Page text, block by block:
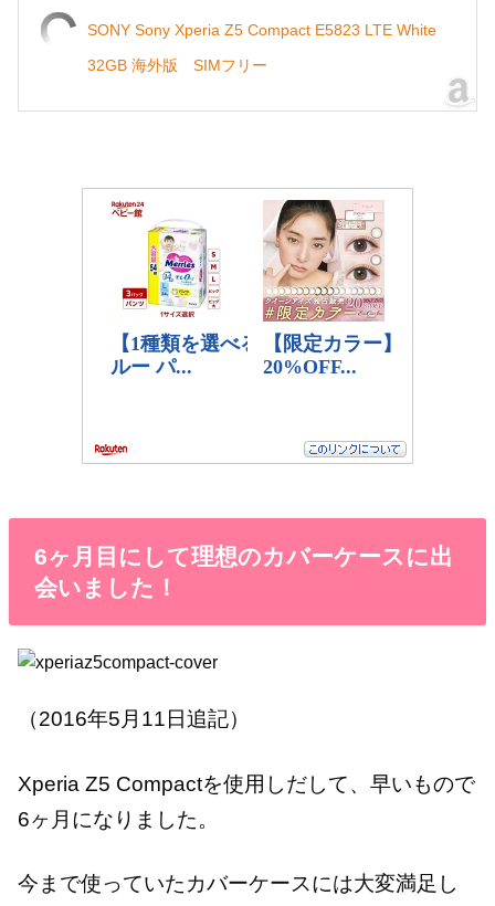
SONY Sony Xperia Z5 Compact E5823 LTE White
32GB 海外版 SIMフリー
6ヶ月目にして理想のカバーケースに出
会いました！
（2016年5月11日追記）
Xperia Z5 Compactを使用しだして、早いもので
6ヶ月になりました。
今まで使っていたカバーケースには大変満足し